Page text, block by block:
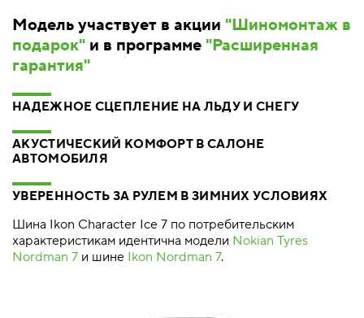
Модель участвует в акции "Шиномонтаж в
подарок" и в программе "Расширенная
гарантия"
НАДЕЖНОЕ СЦЕПЛЕНИЕ НА ЛЬДУ И СНЕГУ
АКУСТИЧЕСКИЙ КОМФОРТ В САЛОНЕ
АВТОМОБИЛЯ
УВЕРЕННОСТЬ ЗА РУЛЕМ В ЗИМНИХ УСЛОВИЯХ
Шина Ikon Character Ice 7 по потребительским
характеристикам идентична модели Nokian Tyres
Nordman 7 и шине Ikon Nordman 7.